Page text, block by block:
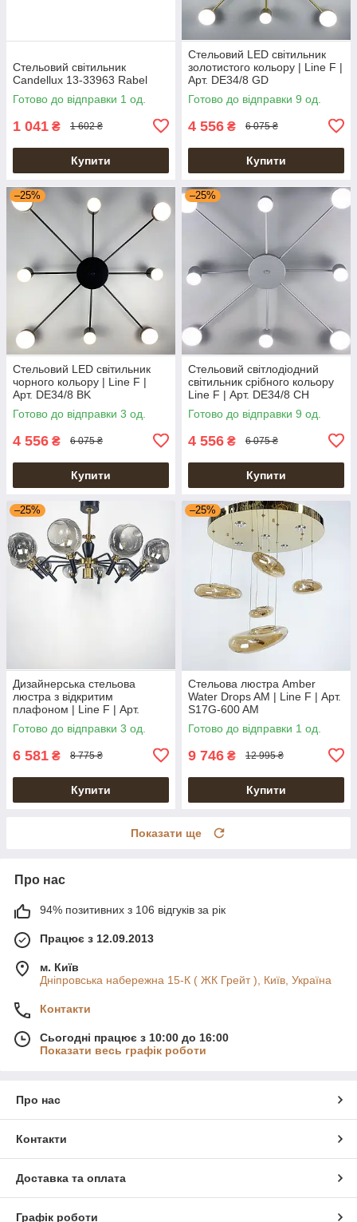
Стельовий світильник
Candellux 13-33963 Rabel
Готово до відправки 1 од.
1 041 ₴ 1 602 ₴
Купити
Стельовий LED світильник
золотистого кольору | Line F |
Арт. DE34/8 GD
Готово до відправки 9 од.
4 556 ₴ 6 075 ₴
Купити
–25%
Стельовий LED світильник
чорного кольору | Line F |
Арт. DE34/8 BK
Готово до відправки 3 од.
4 556 ₴ 6 075 ₴
Купити
–25%
Стельовий світлодіодний
світильник срібного кольору
Line F | Арт. DE34/8 CH
Готово до відправки 9 од.
4 556 ₴ 6 075 ₴
Купити
–25%
Дизайнерська стельова
люстра з відкритим
плафоном | Line F | Арт.
ZL1477/10
Готово до відправки 3 од.
6 581 ₴ 8 775 ₴
Купити
–25%
Стельова люстра Amber
Water Drops AM | Line F | Арт.
S17G-600 AM
Готово до відправки 1 од.
9 746 ₴ 12 995 ₴
Купити
Показати ще
Про нас
94% позитивних з 106 відгуків за рік
Працює з 12.09.2013
м. Київ
Дніпровська набережна 15-К ( ЖК Грейт ), Київ, Україна
Контакти
Сьогодні працює з 10:00 до 16:00
Показати весь графік роботи
Про нас
Контакти
Доставка та оплата
Графік роботи